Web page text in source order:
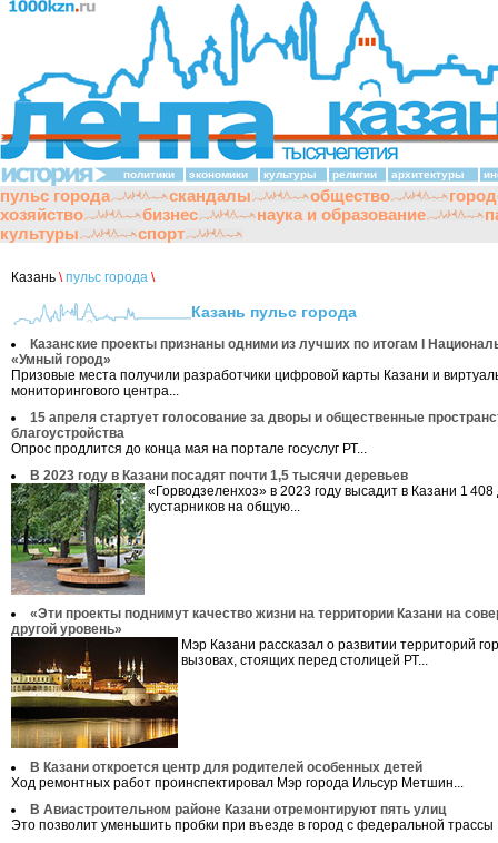
политики экономики культуры религии архитектуры
пульс города скандалы общество
хозяйство
бизнес наука и образование
культуры
спорт
Казань \ пульс города \
Казань пульс города
Казанские проекты признаны одними из лучших по итогам I
«Умный город»
Призовые места получили разработчики цифровой карты Казани и
мониторингового центра...
15 апреля стартует голосование за дворы и общественные
благоустройства
Опрос продлится до конца мая на портале госуслуг РТ...
В 2023 году в Казани посадят почти 1,5 тысячи деревьев
«Горводзеленхоз» в 2023 году высадит в Казани 1 408
кустарников на общую...
«Эти проекты поднимут качество жизни на территории Казани на
другой уровень»
Мэр Казани рассказал о развитии территорий
вызовах, стоящих перед столицей РТ...
В Казани откроется центр для родителей особенных детей
Ход ремонтных работ проинспектировал Мэр города Ильсур Метшин...
В Авиастроительном районе Казани отремонтируют пять улиц
Это позволит уменьшить пробки при въезде в город с федеральной трассы